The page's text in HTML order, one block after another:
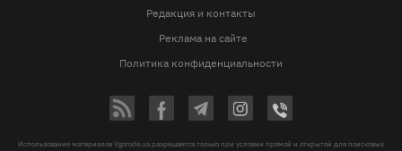
Редакция и контакты
Реклама на сайте
Политика конфиденциальности
Использование материалов Vgorode.ua разрешается только при условии прямой и открытой для поисковых